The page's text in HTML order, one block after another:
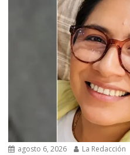
agosto 6, 2026 La Redacción